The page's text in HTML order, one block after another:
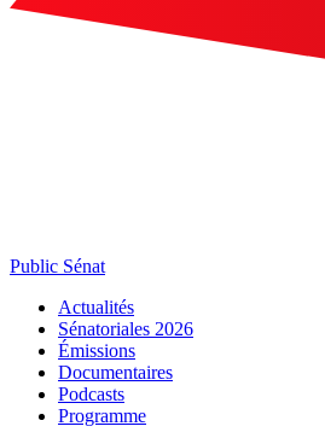
Public Sénat
Actualités
Sénatoriales 2026
Émissions
Documentaires
Podcasts
Programme